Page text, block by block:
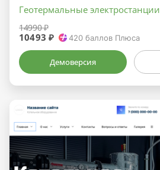
Геотермальные электростанции
14990 ₽
10493 ₽ 420 баллов Плюса
Демоверсия